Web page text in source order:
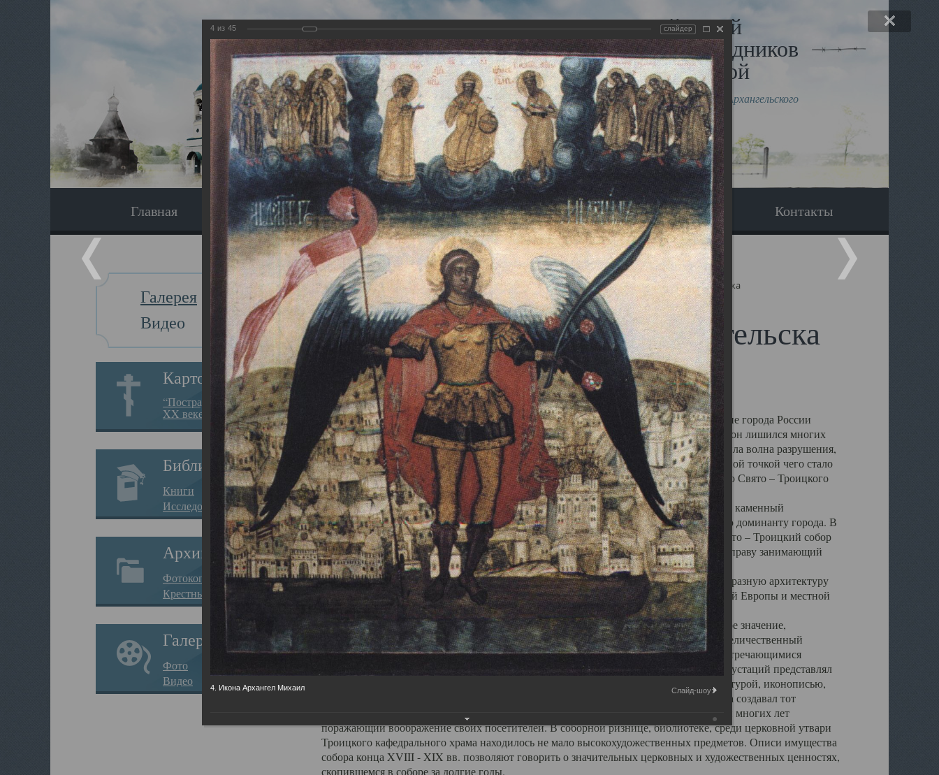
Виртуальный музей
Новомучеников и исповедников
Земли Архангельской
Сайт создан по благословлению митрополита Архангельского
и Холмогорского Даниила
Главная Экскурсия Наследники Галерея Вопрос-ответ Контакты
Галерея
Видео
Картотека
“Пострадавшие за веру в
XX веке на Севере”
Библиотека
Книги
Исследования
Архив
Фотокопии дел
Крестные ходы
Галерея
Фото
Видео
Главная Галерея Храмы-мученики Архангельска Свято-Троицкий собор Архангельска
Свято-Троицкий собор Архангельска
Свято-Троицкий собор Архангельска
23.12.2015
Сегодня мы можем говорить, что Архангельск в большей мере, чем другие губернские города России
пострадал от целенаправленных систематических разрушений, в результате которых он лишился многих
выдающихся памятников архитектуры. Больше всего по старому Архангельску ударила волна разрушения,
вызванная борьбой с религией, набравшая особую силу в конце 20 –х годов. Отправной точкой чего стало
разрушение православного центра архангельской губернии - ансамбля кафедрального Свято – Троицкого
собора Архангельска.
Возникнув в начале XVIII века в центре Архангельска, величественный каменный
двухэтажный Троицкий собор, сразу превратился в зрительную и градостроительную доминанту города. В
XVIII веке по масштабам ему не было равных на Севере. Вплоть до разрушения Свято – Троицкий собор
оставался самым высоким и значительным из городских строений Архангельска, по праву занимающий
второе место, после гостиных дворов, в градостроительной картине Архангельска.
Один из самых больших и светлых соборов России воплотил в себе яркую и своеобразную архитектуру
портового города с отраженными в ней архитектурными течениями России, Западной Европы и местной
архангелогородской школы церковного зодчества.
Масштабность, благолепие и богатство собора, вполне оправдывали его кафедральное значение,
заслуженно выделяя из многочисленных культовых построек города. Обширный и величественный
иконостас украшенный колоннами ионического стиля, с единственными нигде не встречающимися
царскими вратами, изящным фронтоном и множеством резных, символических инкрустаций представлял
собой поистине художественную ценность. В совокупности же с живописью, скульптурой, иконописью,
шитьем, многочисленными предметами церковной утвари интерьер Троицкого храма создавал тот
неповторимый красочный ансамбль декоративного убранства собора, на протяжении многих лет
поражающий воображение своих посетителей. В соборной ризнице, библиотеке, среди церковной утвари
Троицкого кафедрального храма находилось не мало высокохудожественных предметов. Описи имущества
собора конца XVIII - XIX вв. позволяют говорить о значительных церковных и художественных ценностях,
скопившемся в соборе за долгие годы.
4 из 45 слайдер
4. Икона Архангел Михаил Слайд-шоу: